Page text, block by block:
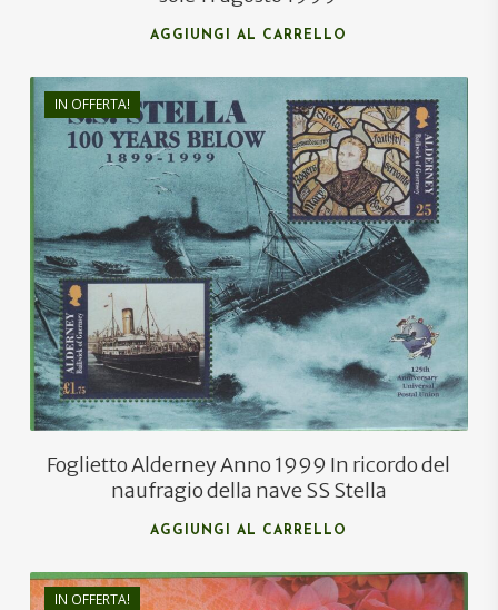
AGGIUNGI AL CARRELLO
IN OFFERTA!
€8,00
€5,00
Foglietto Alderney Anno 1999 In ricordo del
naufragio della nave SS Stella
AGGIUNGI AL CARRELLO
IN OFFERTA!